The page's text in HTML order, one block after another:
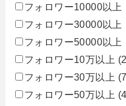
フォロワー10000以上
フォロワー30000以上
フォロワー50000以上
フォロワー10万以上
フォロワー30万以上
フォロワー50万以上